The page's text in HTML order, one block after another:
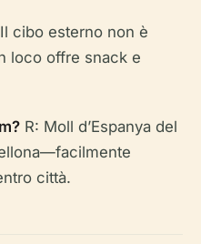
cibo esterno non è
loco offre snack e
R: Moll d’Espanya del
città.